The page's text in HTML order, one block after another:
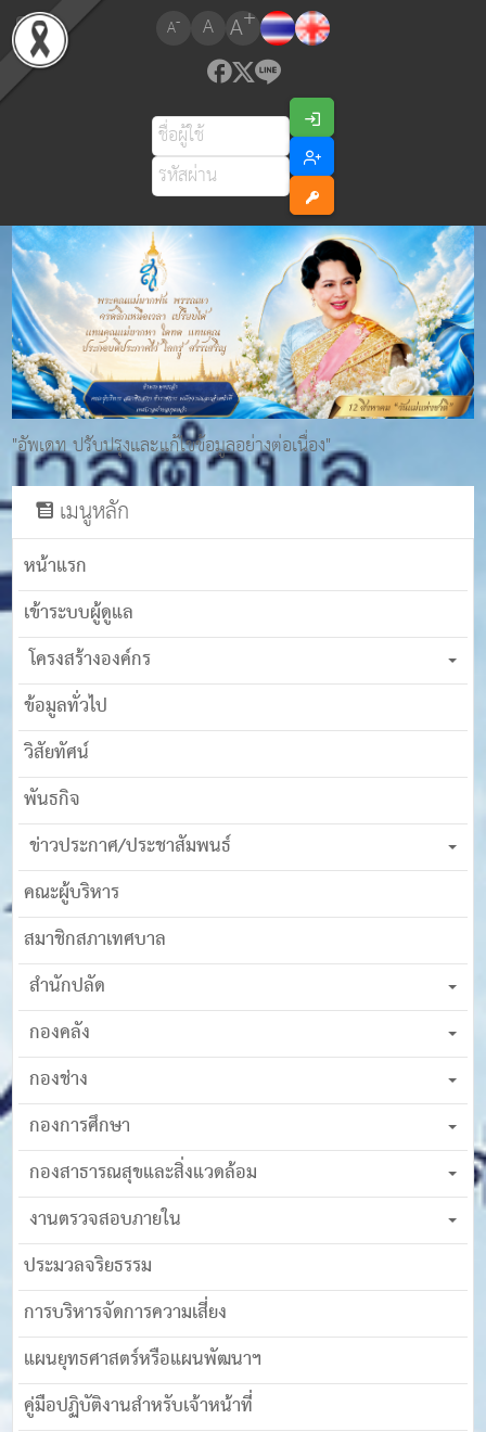
A- A A+
"อัพเดท ปรับปรุงและแก้ไขข้อมูลอย่างต่อเนื่อง"
เมนูหลัก
หน้าแรก
เข้าระบบผู้ดูแล
โครงสร้างองค์กร
ข้อมูลทั่วไป
วิสัยทัศน์
พันธกิจ
ข่าวประกาศ/ประชาสัมพนธ์
คณะผู้บริหาร
สมาชิกสภาเทศบาล
สำนักปลัด
กองคลัง
กองช่าง
กองการศึกษา
กองสาธารณสุขและสิ่งแวดล้อม
งานตรวจสอบภายใน
ประมวลจริยธรรม
การบริหารจัดการความเสี่ยง
แผนยุทธศาสตร์หรือแผนพัฒนาฯ
คู่มือปฏิบัติงานสำหรับเจ้าหน้าที่